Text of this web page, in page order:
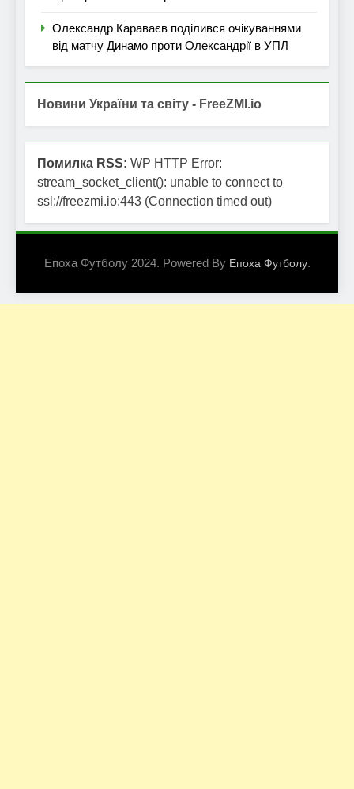
Олександр Караваєв поділився очікуваннями
від матчу Динамо проти Олександрії в УПЛ
Новини України та світу - FreeZMI.io
Помилка RSS: WP HTTP Error:
stream_socket_client(): unable to connect to
ssl://freezmi.io:443 (Connection timed out)
Епоха Футболу 2024. Powered By Епоха Футболу.